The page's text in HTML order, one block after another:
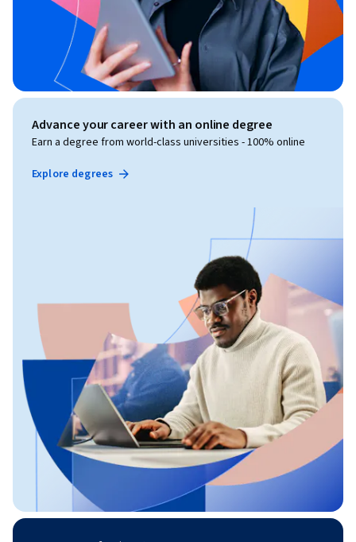
Advance your career with an online degree
Earn a degree from world-class universities - 100% online
Explore degrees